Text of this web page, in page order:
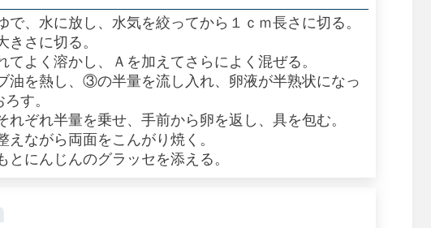
、水に放し、水気を絞ってから１ｃｍ長さに切る。
さに切る。
よく溶かし、Ａを加えてさらによく混ぜる。
油を熱し、③の半量を流し入れ、卵液が半熟状になっ
す。
れ半量を乗せ、手前から卵を返し、具を包む。
ながら両面をこんがり焼く。
にんじんのグラッセを添える。